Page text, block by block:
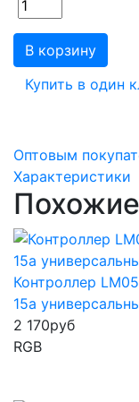
В корзину
Купить в один
Оптовым
Характеристики
Контроллер
15а
2 170руб
RGB